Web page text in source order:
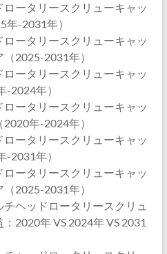
ロータリースクリューキャッ
-2031年）
ロータリースクリューキャッ
2025-2031年）
ロータリースクリューキャッ
2024年）
ロータリースクリューキャッ
年-2024年）
ロータリースクリューキャッ
2031年）
ロータリースクリューキャッ
2025-2031年）
ヘッドロータリースクリュ
2020年 VS 2024年 VS 2031